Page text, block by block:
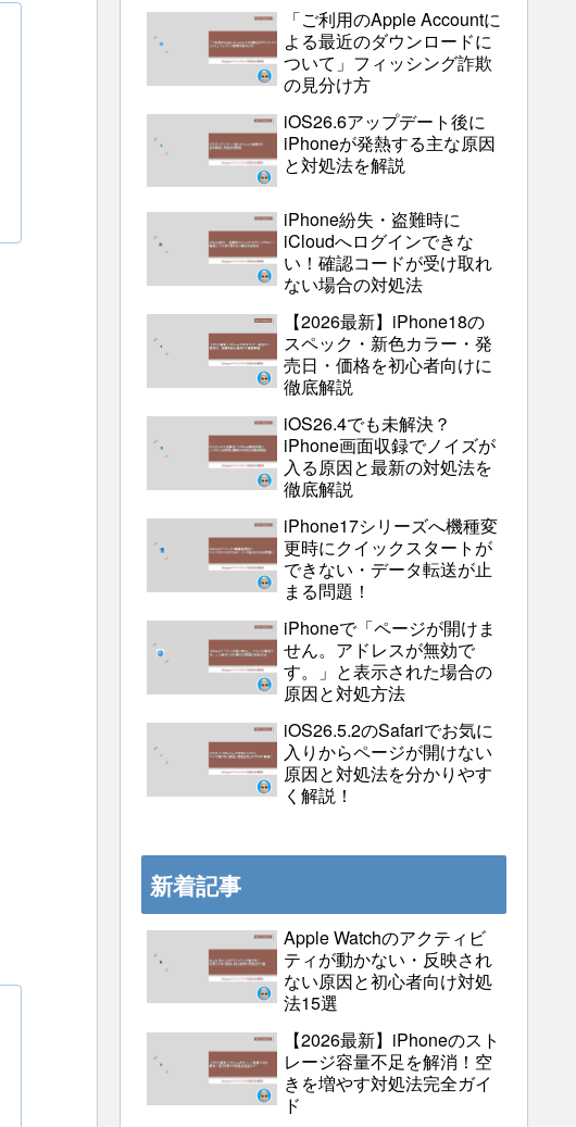
「ご利用のApple Accountに
よる最近のダウンロードに
ついて」フィッシング詐欺
の見分け方
iOS26.6アップデート後に
iPhoneが発熱する主な原因
と対処法を解説
iPhone紛失・盗難時に
iCloudへログインできな
い！確認コードが受け取れ
ない場合の対処法
【2026最新】iPhone18の
スペック・新色カラー・発
売日・価格を初心者向けに
徹底解説
iOS26.4でも未解決？
iPhone画面収録でノイズが
入る原因と最新の対処法を
徹底解説
iPhone17シリーズへ機種変
更時にクイックスタートが
できない・データ転送が止
まる問題！
iPhoneで「ページが開けま
せん。アドレスが無効で
す。」と表示された場合の
原因と対処方法
iOS26.5.2のSafariでお気に
入りからページが開けない
原因と対処法を分かりやす
く解説！
新着記事
Apple Watchのアクティビ
ティが動かない・反映され
ない原因と初心者向け対処
法15選
【2026最新】iPhoneのスト
レージ容量不足を解消！空
きを増やす対処法完全ガイ
ド